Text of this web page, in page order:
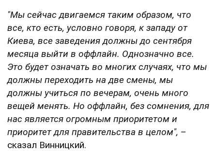
"Мы сейчас двигаемся таким образом, что
все, кто есть, условно говоря, к западу от
Киева, все заведения должны до сентября
месяца выйти в оффлайн. Однозначно все.
Это будет означать во многих случаях, что мы
должны переходить на две смены, мы
должны учиться по вечерам, очень много
вещей менять. Но оффлайн, без сомнения, для
нас является огромным приоритетом и
приоритет для правительства в целом", –
сказал Винницкий.